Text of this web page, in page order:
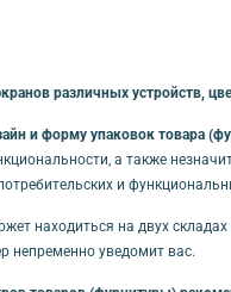
различных устройств,
и форму упаковок товара
а также
и
находиться на двух
непременно уведомит вас.